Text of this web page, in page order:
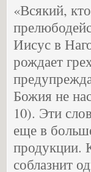
«Всякий,
Иисус в
рождает
Божия не
10). Эти
еще в
продукции.
соблазнит